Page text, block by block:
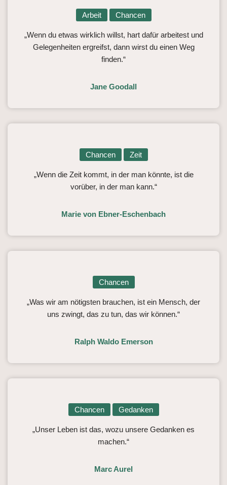
Arbeit Chancen
„Wenn du etwas wirklich willst, hart dafür arbeitest und
Gelegenheiten ergreifst, dann wirst du einen Weg
finden.“
Jane Goodall
Chancen Zeit
„Wenn die Zeit kommt, in der man könnte, ist die
vorüber, in der man kann.“
Marie von Ebner-Eschenbach
Chancen
„Was wir am nötigsten brauchen, ist ein Mensch, der
uns zwingt, das zu tun, das wir können.“
Ralph Waldo Emerson
Chancen Gedanken
„Unser Leben ist das, wozu unsere Gedanken es
machen.“
Marc Aurel